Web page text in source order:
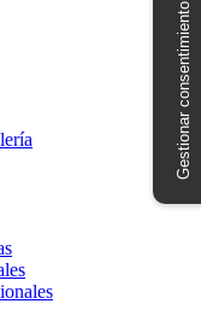
Gestionar consentimiento